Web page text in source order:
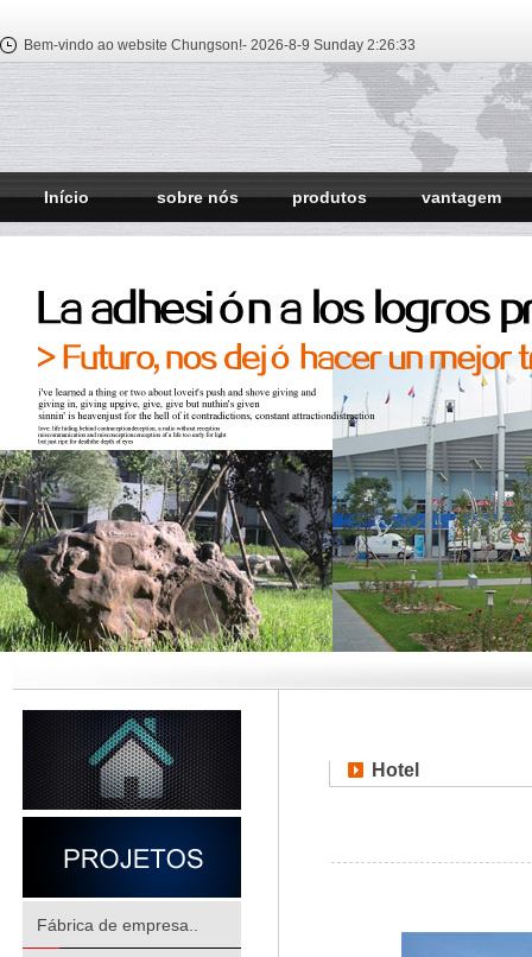
Bem-vindo ao website Chungson!- 2026-8-9 Sunday 2:26:34
Início sobre nós produtos vantagem
Fábrica de empresa..
Hotel